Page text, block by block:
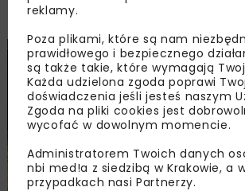
NOVDROG 2026
DROGI MOSTY TUNELE ARCHIWUM
reklamy.
Poza plikami, które są nam
prawidłowego i bezpiecznego
są także takie, które wymagają
Każda udzielona zgoda poprawi
doświadczenia jeśli jesteś naszym
Zgoda na pliki cookies jest
wycofać w dowolnym momencie.
Administratorem Twoich danych
nbi med!a z siedzibą w Krakowie, a
przypadkach nasi Partnerzy.